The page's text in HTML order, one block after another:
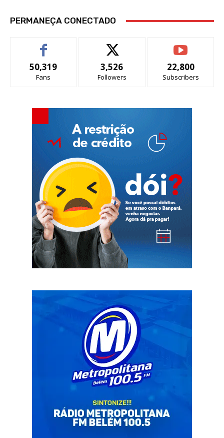
PERMANEÇA CONECTADO
50,319
Fans
3,526
Followers
22,800
Subscribers